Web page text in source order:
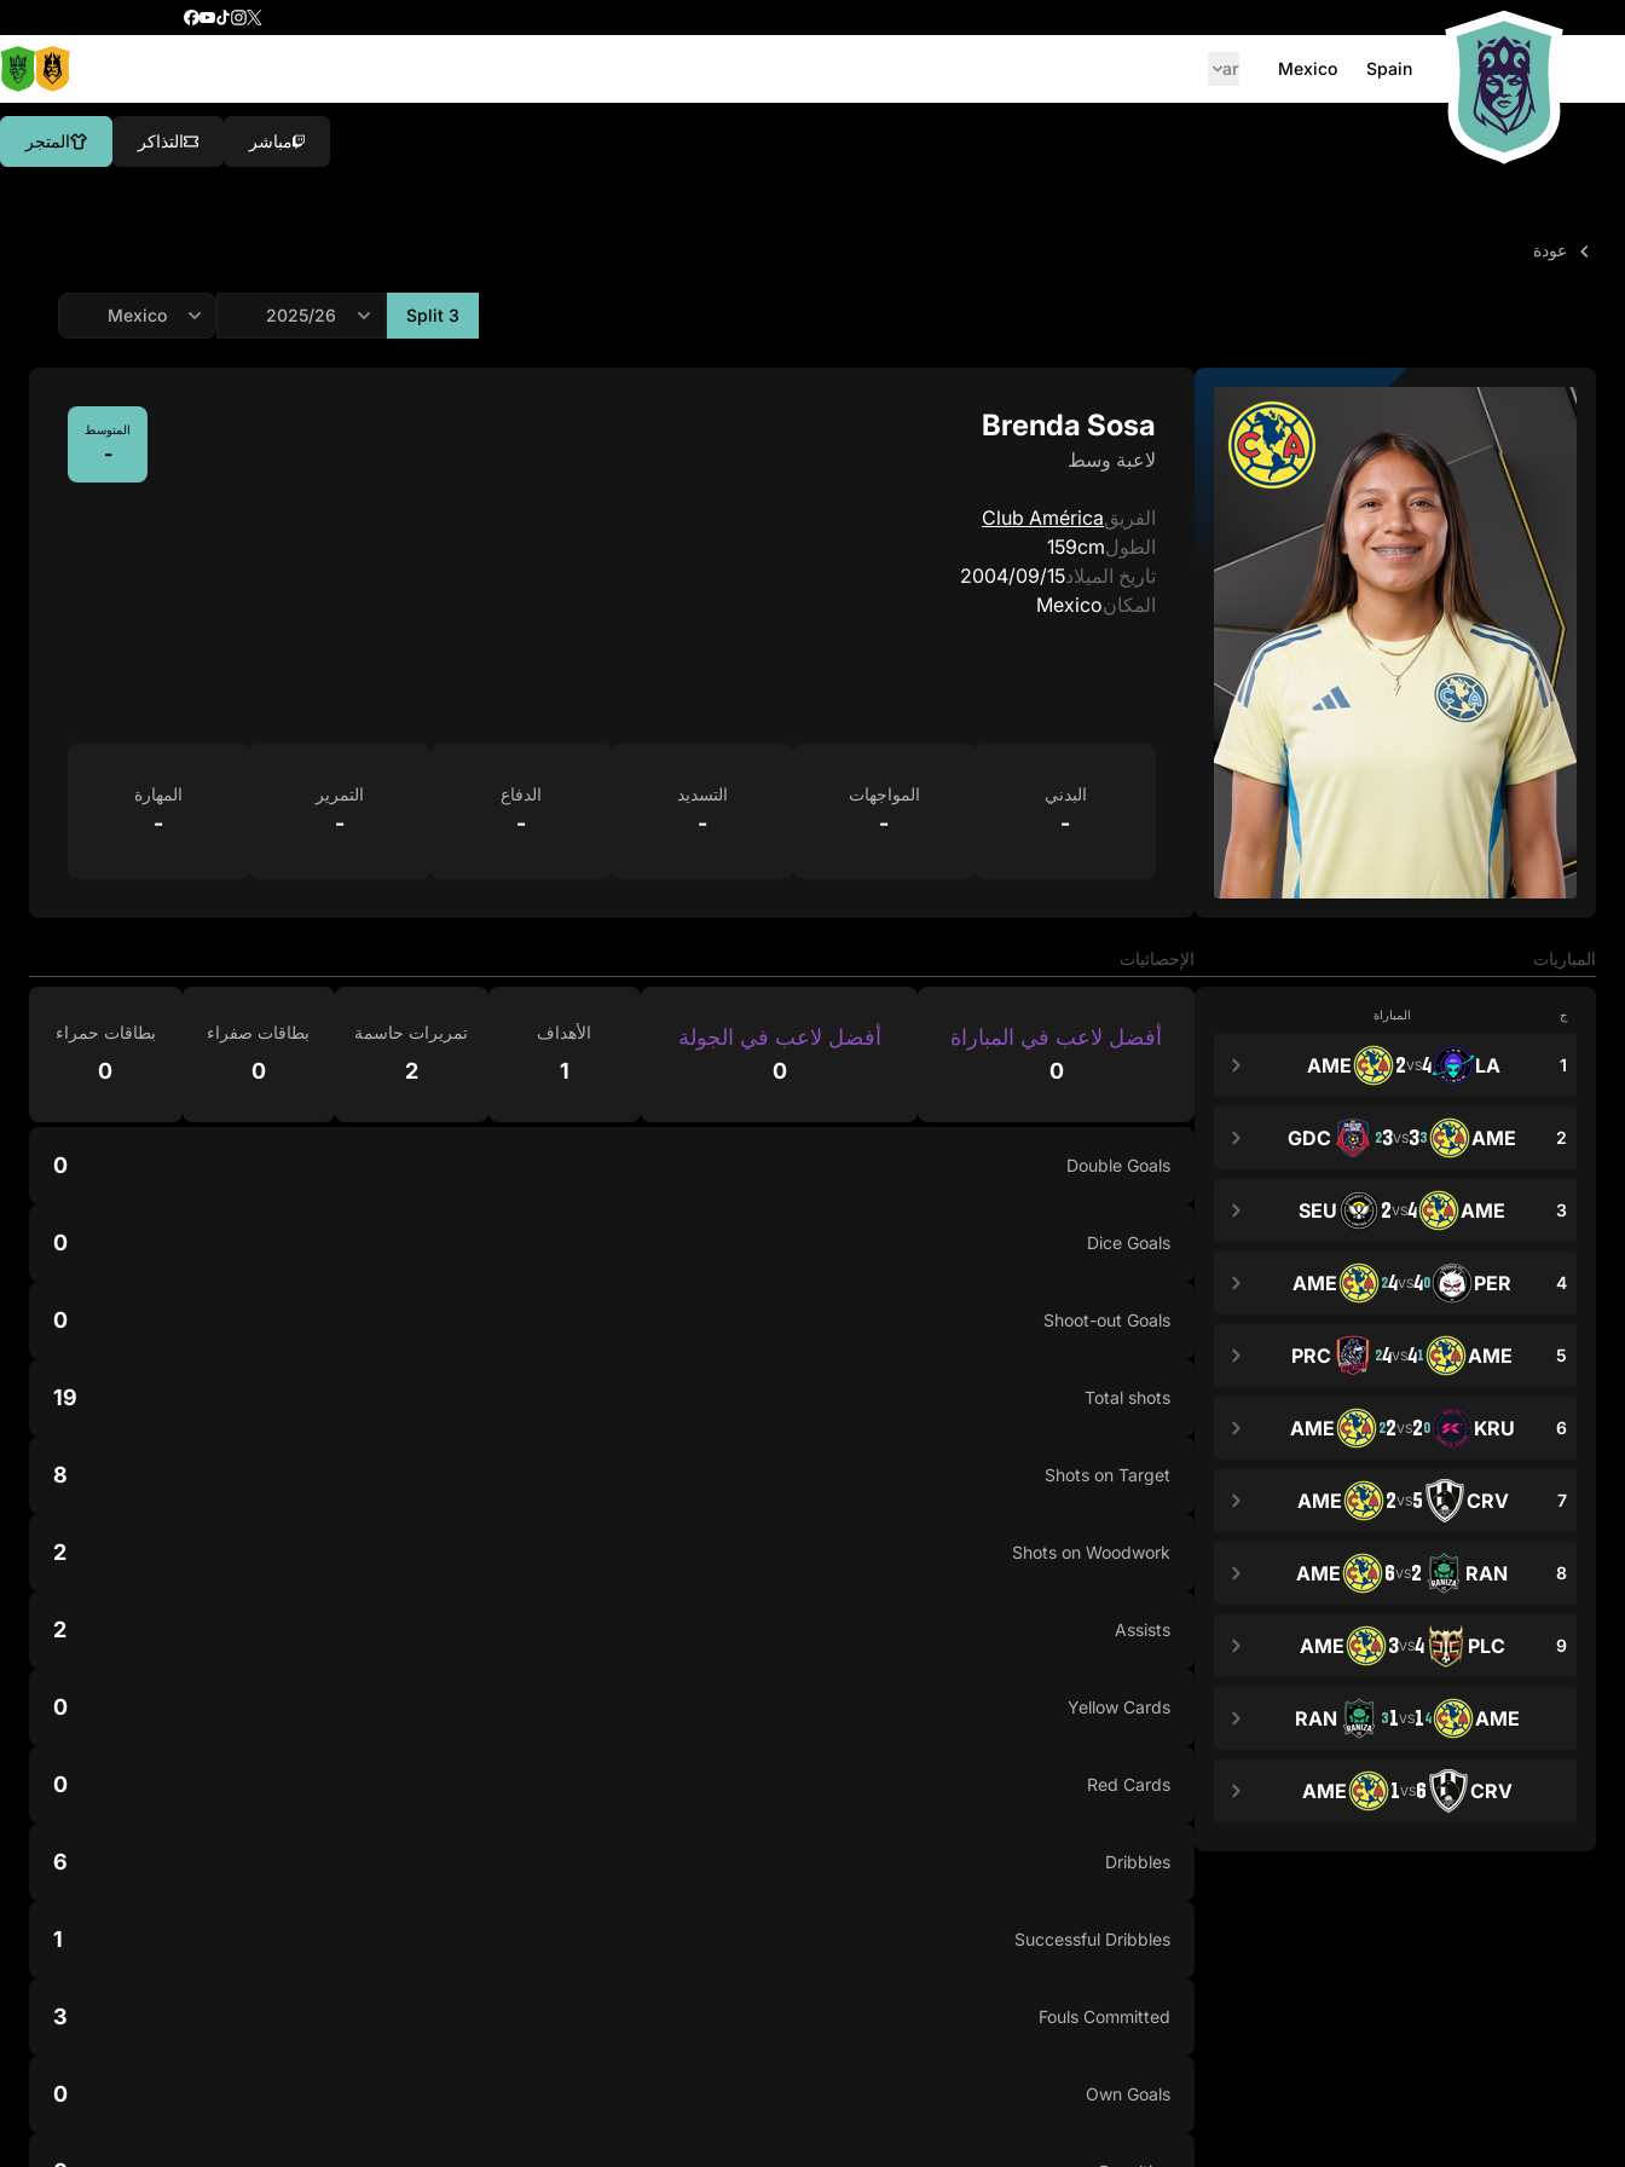
Spain
Mexico
ar
مباشر التذاكر المتجر
عودة
Split 3
Brenda Sosa
لاعبة وسط
الفريقClub América
الطول159cm
تاريخ الميلاد15‏/09‏/2004
المكانMexico
المتوسط
-
البدني
-
المواجهات
-
التسديد
-
الدفاع
-
التمرير
-
المهارة
-
المباريات
ج المباراة
1
LA
4
VS
2
AME
2
AME
3
3
VS
3
2
GDC
3
AME
4
VS
2
SEU
4
PER
0
4
VS
4
2
AME
5
AME
1
4
VS
4
2
PRC
6
KRU
0
2
VS
2
2
AME
7
CRV
5
VS
2
AME
8
RAN
2
VS
6
AME
9
PLC
4
VS
3
AME
AME
4
1
VS
1
3
RAN
CRV
6
VS
1
AME
الإحصائيات
أفضل لاعب في المباراة
0
أفضل لاعب في الجولة
0
الأهداف
1
تمريرات حاسمة
2
بطاقات صفراء
0
بطاقات حمراء
0
Double Goals
0
Dice Goals
0
Shoot-out Goals
0
Total shots
19
Shots on Target
8
Shots on Woodwork
2
Assists
2
Yellow Cards
0
Red Cards
0
Dribbles
6
Successful Dribbles
1
Fouls Committed
3
Own Goals
0